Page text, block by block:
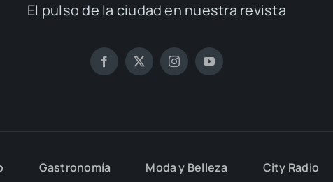
El pul­so de la ciu­dad en nues­tra revis­ta
Gas­tro­no­mía Moda y Belle­za City Radio